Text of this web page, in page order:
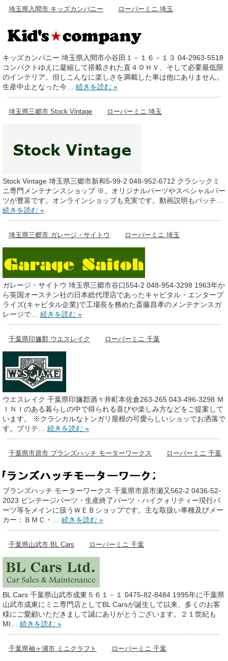
埼玉県入間市 キッズカンパニー ローバーミニ 埼玉
キッズカンパニー 埼玉県入間市小谷田１－１６－１３ 04-2963-5518
コンパクトゆえに凝縮して搭載された直４ＯＨＶ、そして必要最低限
のインテリア。但しこんなに楽しさを満載した車は他にありません。
生産中止となった今… 続きを読む »
埼玉県三郷市 Stock Vintage ローバーミニ 埼玉
Stock Vintage 埼玉県三郷市新和5-99-2 048-952-6712 クラシックミ
ニ専門メンテナンスショップ ※。オリジナルパーツやスペシャルパー
ツが豊富です。オンラインショップも充実です。動画説明もバッチ…
続きを読む »
埼玉県三郷市 ガレージ・サイトウ ローバーミニ 埼玉
ガレージ・サイトウ 埼玉県三郷市谷口554-2 048-954-3298 1963年か
ら英国オースチン社の日本総代理店であったキャピタル・エンタープ
ライズ(キャピタル企業)で工場長を務めた斎藤昌孝のメンテナンスガ
レージで… 続きを読む »
千葉県印旛郡 ウエスレイク ローバーミニ 千葉
ウエスレイク 千葉県印旛郡酒々井町本佐倉263-265 043-496-3298 Ｍ
ＩＮＩのある暮らしの中で得られる喜びや楽しみ方などをご提案して
います。 ※クラシカルなトンガリ屋根の可愛らしいショッでお洒落で
す。ブリテ… 続きを読む »
千葉県市原市 ブランズハッチ モーターワークス ローバーミニ 千葉
ブランズハッチ モーターワークス 千葉県市原市瀬又562-2 0436-52-
2023 ビンテージパーツ・生産終了パーツ・ハイクォリティー現行パ
ーツ等をメインに扱うＷＥＢショップです。主な取扱い車種及びメー
カー：ＢＭＣ・… 続きを読む »
千葉県山武市 BL Cars ローバーミニ 千葉
BL Cars 千葉県山武市成東５６１－１ 0475-82-8484 1995年に千葉県
山武市成東にミニ専門店としてBL Carsが誕生して以来、多くのお客
様にご愛顧いただきまして誠にありがとうございます。２１世紀も
MI… 続きを読む »
千葉県袖ヶ浦市 ミニクラフト ローバーミニ 千葉